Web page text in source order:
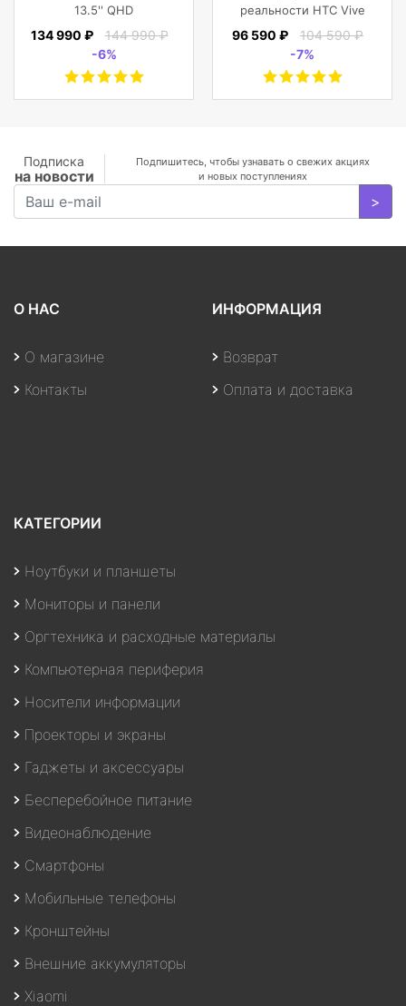
13.5'' QHD
(2256x1504) IPS/Intel
Core i7-1065G7
1.30GHz Quad/16
GB+1TB SSD/GF
MX350 2
кг/W10Pro/3Y/SILVER
134 990 ₽
144 990 ₽
-6%
реальности HTC Vive
Cosmos Elite
96 590 ₽
104 590 ₽
-7%
Подписка
на новости
Подпишитесь, чтобы узнавать о свежих акциях
и новых поступлениях
>
О НАС
О магазине
Контакты
ИНФОРМАЦИЯ
Возврат
Оплата и доставка
КАТЕГОРИИ
Ноутбуки и планшеты
Мониторы и панели
Оргтехника и расходные материалы
Компьютерная периферия
Носители информации
Проекторы и экраны
Гаджеты и аксессуары
Бесперебойное питание
Видеонаблюдение
Смартфоны
Мобильные телефоны
Кронштейны
Внешние аккумуляторы
Xiaomi